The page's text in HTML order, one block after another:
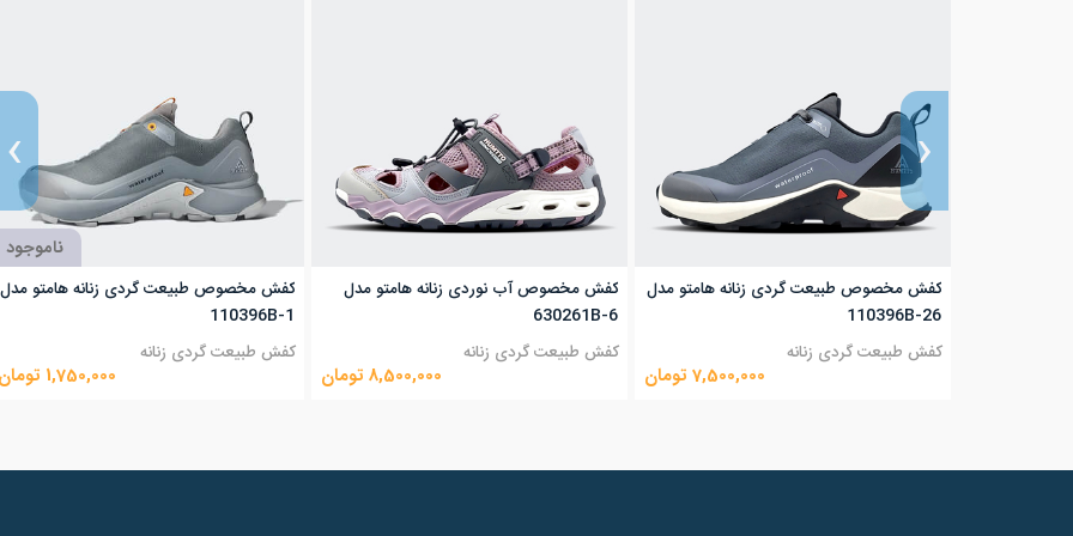
کفش مخصوص طبیعت گردی زنانه هامتو مدل
110396B-26
کفش طبیعت گردی زنانه
7,500,000 تومان
کفش مخصوص آب نوردی زنانه هامتو مدل
630261B-6
کفش طبیعت گردی زنانه
8,500,000 تومان
ناموجود
کفش مخصوص طبیعت گردی زنانه هامتو مدل
110396B-1
کفش طبیعت گردی زنانه
1,750,000 تومان
‹
›